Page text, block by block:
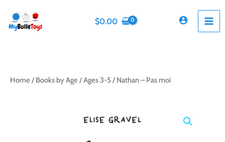
content
$0.00
Home / Books by Age /Ages 3-5/ Nathan – Pas moi